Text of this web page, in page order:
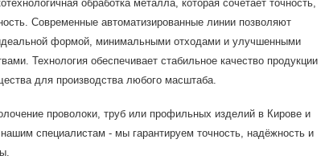
обработка металла, которая сочетает точность,
Современные автоматизированные линии позволяют
формой, минимальными отходами и улучшенными
Технология обеспечивает стабильное качество продукции
для производства любого масштаба.
проволоки, труб или профильных изделий в Кирове и
нашим специалистам - мы гарантируем точность, надёжность и